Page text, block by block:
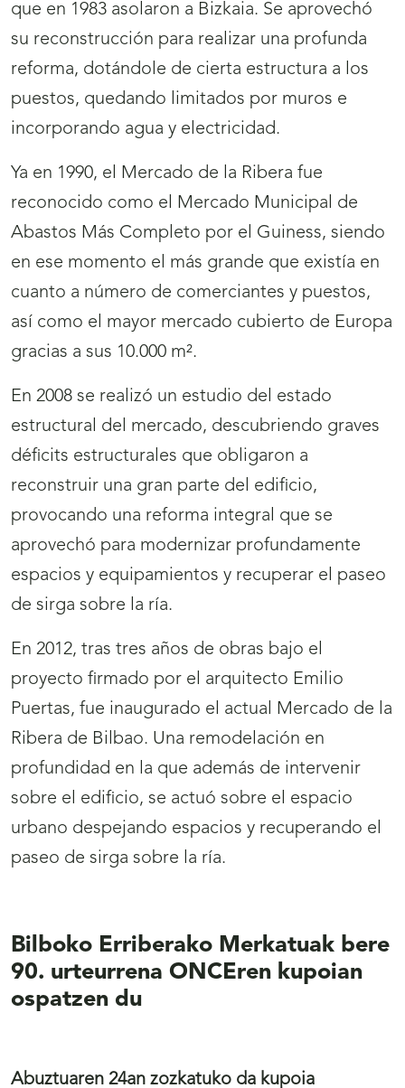
que en 1983 asolaron a Bizkaia. Se aprovechó
su reconstrucción para realizar una profunda
reforma, dotándole de cierta estructura a los
puestos, quedando limitados por muros e
incorporando agua y electricidad.
Ya en 1990, el Mercado de la Ribera fue
reconocido como el Mercado Municipal de
Abastos Más Completo por el Guiness, siendo
en ese momento el más grande que existía en
cuanto a número de comerciantes y puestos,
así como el mayor mercado cubierto de Europa
gracias a sus 10.000 m².
En 2008 se realizó un estudio del estado
estructural del mercado, descubriendo graves
déficits estructurales que obligaron a
reconstruir una gran parte del edificio,
provocando una reforma integral que se
aprovechó para modernizar profundamente
espacios y equipamientos y recuperar el paseo
de sirga sobre la ría.
En 2012, tras tres años de obras bajo el
proyecto firmado por el arquitecto Emilio
Puertas, fue inaugurado el actual Mercado de la
Ribera de Bilbao. Una remodelación en
profundidad en la que además de intervenir
sobre el edificio, se actuó sobre el espacio
urbano despejando espacios y recuperando el
paseo de sirga sobre la ría.
Bilboko Erriberako Merkatuak bere
90. urteurrena ONCEren kupoian
ospatzen du
Abuztuaren 24an zozkatuko da kupoia